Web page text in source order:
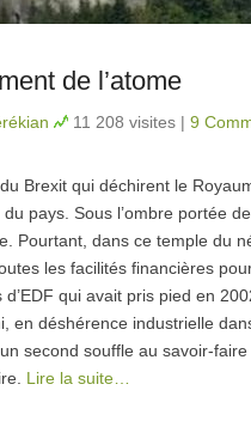
de l’atome
11 208 visites | 9
Brexit qui déchirent le
pays. Sous l’ombre portée
Pourtant, dans ce temple du
les facilités financières
qui avait pris pied en
en déshérence industrielle
second souffle au savoir-
Lire la suite…